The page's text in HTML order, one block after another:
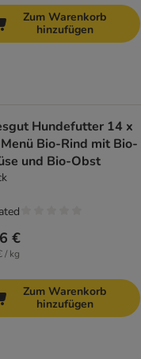
Zum Warenkorb
hinzufügen
Hundefutter 14 x
Bio-Rind mit Bio-
und Bio-Obst
€
/ kg
Zum Warenkorb
hinzufügen